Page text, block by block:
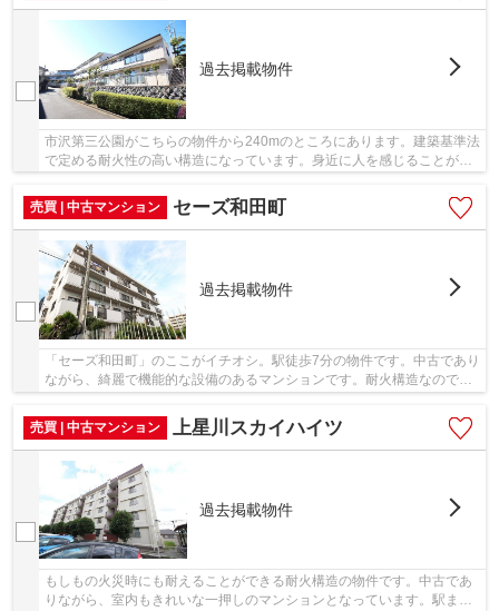
過去掲載物件
市沢第三公園がこちらの物件から240mのところにあります。建築基準法
で定める耐火性の高い構造になっています。身近に人を感じることがで
売買 | 中古マンション
セーズ和田町
過去掲載物件
「セーズ和田町」のここがイチオシ。駅徒歩7分の物件です。中古であり
ながら、綺麗で機能的な設備のあるマンションです。耐火構造なので火
売買 | 中古マンション
上星川スカイハイツ
過去掲載物件
もしもの火災時にも耐えることができる耐火構造の物件です。中古であ
りながら、室内もきれいな一押しのマンションとなっています。駅まで